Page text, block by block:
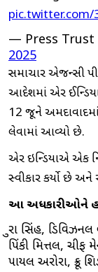
pic.twitter.com/
— Press Trust
2025
સમાચાર એજન્સી
આદેશમાં એર
12 જૂને
લેવામાં આવ્યો છે.
એર ઇન્ડિયાએ એક
સ્વીકાર કર્યો છે
આ અધિકારીઓને
ચુરા સિંહ, ડિવિઝનલ
પિંકી મિત્તલ,
પાયલ અરોરા, ક્રૂ